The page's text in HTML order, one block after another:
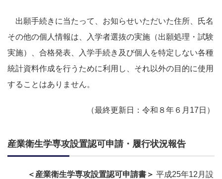
出願手続きに当たって、お知らせいただいた住所、氏名
その他の個人情報は、入学者選抜の実施（出願処理・試験
実施）、合格発表、入学手続き及び個人を特定しない各種
統計資料作成を行うために利用し、それ以外の目的に使用
することはありません。
（最終更新日：令和８年６月17日）
産業衛生学専攻設置認可申請・履行状況報告
＜産業衛生学専攻設置認可申請書＞ 平成25年12月設